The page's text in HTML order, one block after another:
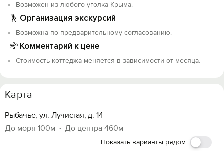
Возможен из любого уголка Крыма.
Организация экскурсий
Возможна по предварительному согласованию.
Комментарий к цене
Стоимость коттеджа меняется в зависимости от месяца.
Карта
Рыбачье, ул. Лучистая, д. 14
До моря 100м
До центра 460м
Показать варианты рядом